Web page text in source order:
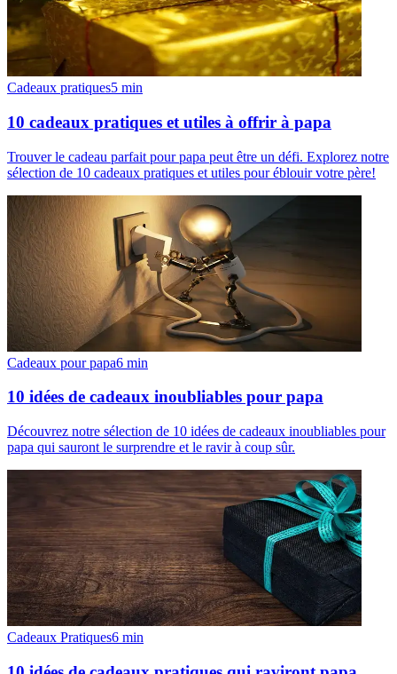
Cadeaux pratiques5 min
10 cadeaux pratiques et utiles à offrir à papa
Trouver le cadeau parfait pour papa peut être un défi. Explorez notre
sélection de 10 cadeaux pratiques et utiles pour éblouir votre père!
Cadeaux pour papa6 min
10 idées de cadeaux inoubliables pour papa
Découvrez notre sélection de 10 idées de cadeaux inoubliables pour
papa qui sauront le surprendre et le ravir à coup sûr.
Cadeaux Pratiques6 min